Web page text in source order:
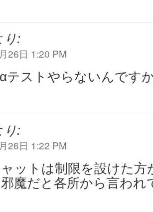
り:
26日 1:20 PM
テストやらないんです
り:
26日 1:22 PM
ットは制限を設けた方
魔だと各所から言われ